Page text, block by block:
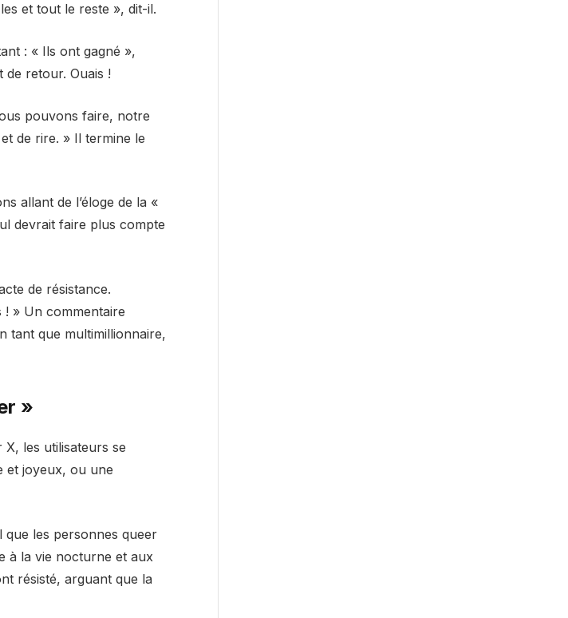
et tout le reste », dit-il.
: « Ils ont gagné »,
de retour. Ouais !
pouvons faire, notre
de rire. » Il termine le
allant de l’éloge de la «
devrait faire plus compte
de résistance.
» Un commentaire
tant que multimillionnaire,
»
les utilisateurs se
et joyeux, ou une
que les personnes queer
à la vie nocturne et aux
résisté, arguant que la